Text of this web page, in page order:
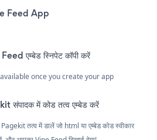
Feed App
एम्बेड स्निपेट कॉपी करें
once you create your app
संपादक में कोड तत्व एम्बेड करें
तत्व में डालें जो html या एम्बेड कोड स्वीकार